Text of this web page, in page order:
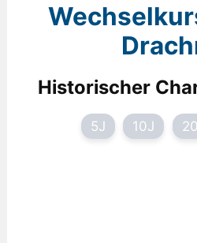
Historischer
5J 10J